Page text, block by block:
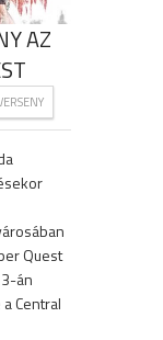
AZ
Quest
án
Central